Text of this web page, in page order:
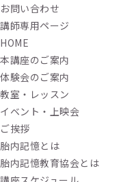
お問い合わせ
講師専用ページ
HOME
本講座のご案内
体験会のご案内
教室・レッスン
イベント・上映会
ご挨拶
胎内記憶とは
胎内記憶教育協会とは